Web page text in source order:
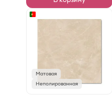
Матовая
Неполированная